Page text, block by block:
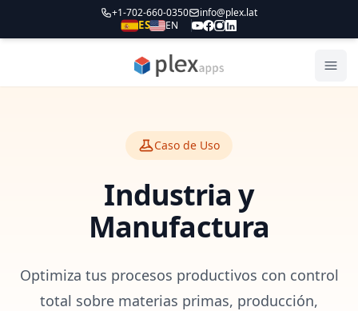
+1-702-660-0350 info@plex.lat
ES EN
PLEXapps
Caso de Uso
Industria y
Manufactura
Optimiza tus procesos productivos con control
total sobre materias primas, producción,